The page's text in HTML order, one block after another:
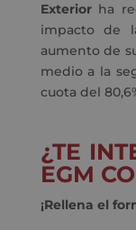
Exteriorha
impacto de
aumento de
medio a la
cuota del
¿TE
EGM
¡Rellena el